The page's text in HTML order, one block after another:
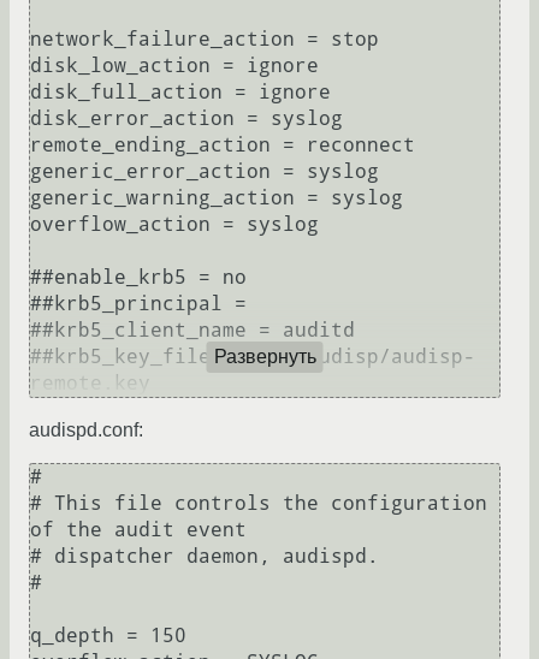
network_failure_action = stop
disk_low_action = ignore
disk_full_action = ignore
disk_error_action = syslog
remote_ending_action = reconnect
generic_error_action = syslog
generic_warning_action = syslog
overflow_action = syslog
##enable_krb5 = no
##krb5_principal =
##krb5_client_name = auditd
##krb5_key_file = /etc/audisp/audisp-
remote.key
Развернуть
audispd.conf:
#
# This file controls the configuration
of the audit event
# dispatcher daemon, audispd.
#
q_depth = 150